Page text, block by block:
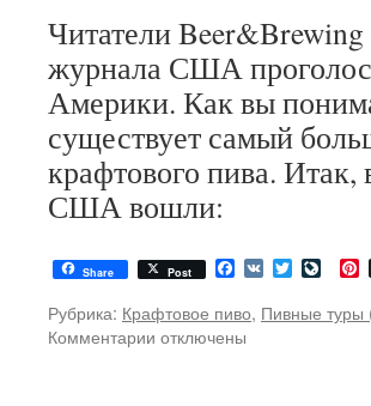
Читатели
журнала США
Америки. Как вы
существует самый
крафтового пива. Итак,
США вошли:
Share Post Facebook
VK Twitter
Рубрика: Крафтовое пиво, Пивные туры
Комментарии котключены